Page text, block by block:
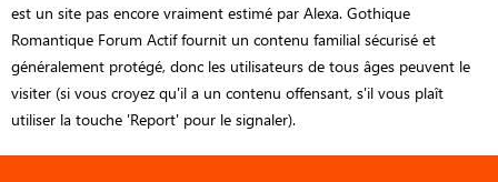
est un site pas encore vraiment estimé par Alexa. Gothique
Romantique Forum Actif fournit un contenu familial sécurisé et
généralement protégé, donc les utilisateurs de tous âges peuvent le
visiter (si vous croyez qu'il a un contenu offensant, s'il vous plaît
utiliser la touche 'Report' pour le signaler).